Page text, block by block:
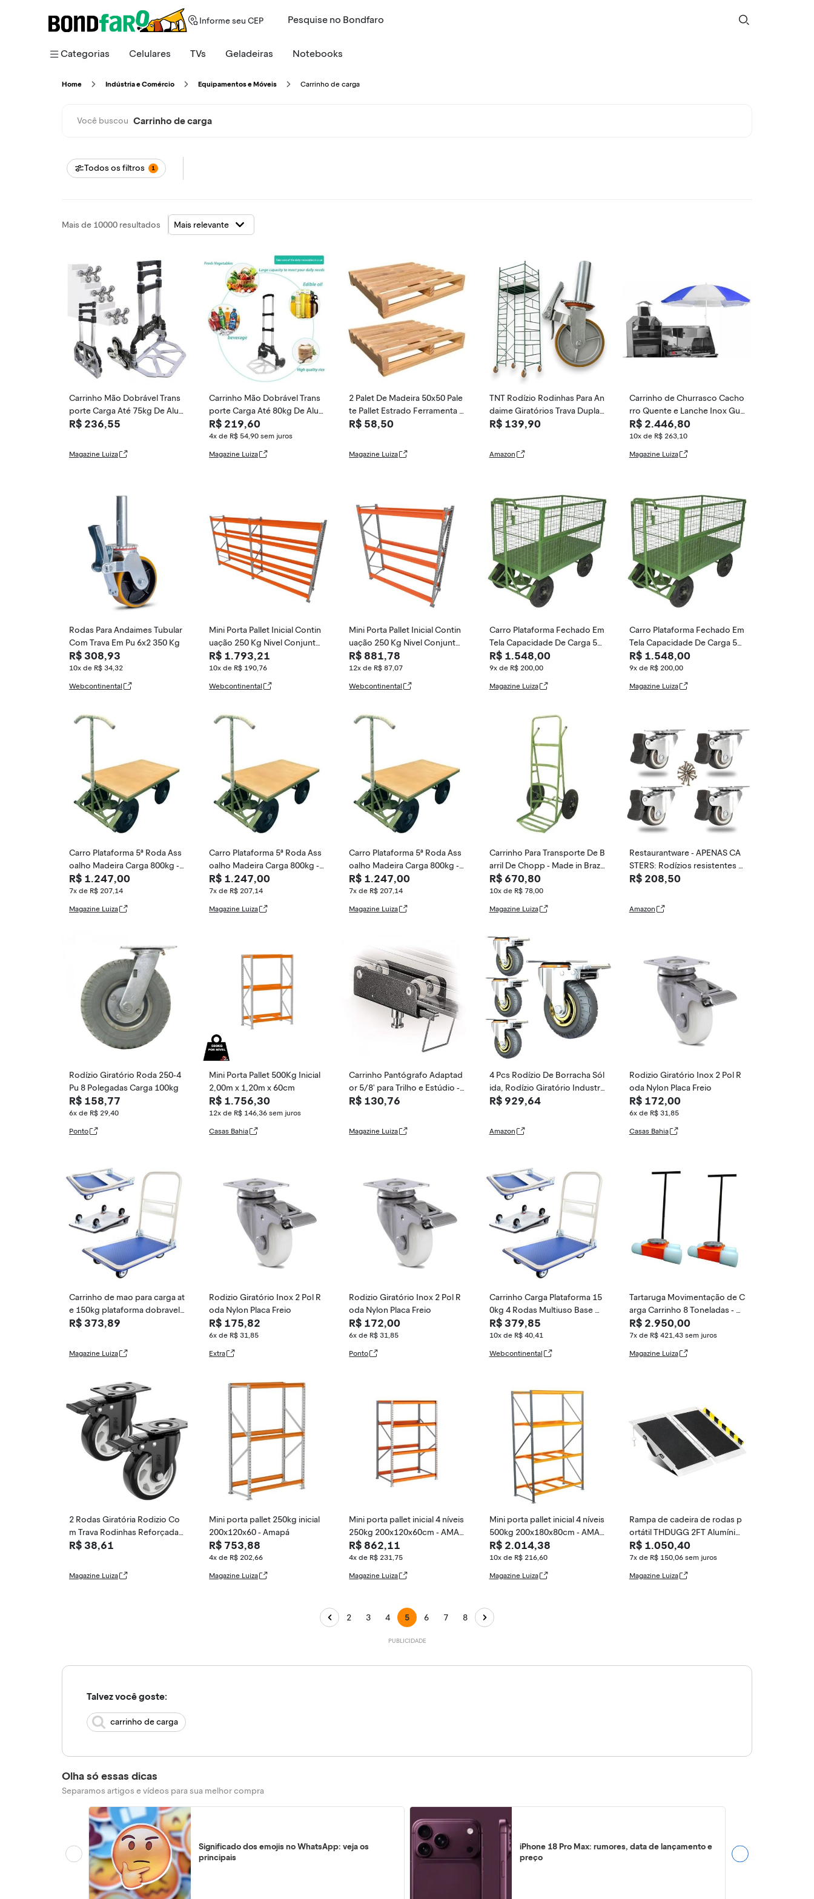
Informe seu CEP
Pesquise
Categorias Celulares TVs Geladeiras Notebooks
Home Indústria e Comércio Equipamentos e Móveis Carrinho de carga
Você buscou Carrinho de carga
Todos os filtros 1
Mais de 10000 resultados
Carrinho Mão Dobrável Trans
porte Carga Até 75kg De Alu
mínio 3 rodas -
R$ 236,55
Magazine Luiza
Carrinho Mão Dobrável Trans
porte Carga Até 80kg De Alu
minio - Tomate
R$ 219,60
4x de R$ 54,90 sem juros
Magazine Luiza
2 Palet De Madeira 50x50 Pale
te Pallet Estrado Ferramenta -
Dos Herman
R$ 58,50
Magazine Luiza
TNT Rodízio Rodinhas Para An
daime Giratórios Trava Dupla
Freio Industrial Ferro Fundido
R$ 139,90
Amazon
Carrinho de Churrasco Cacho
rro Quente e Lanche Inox Gua
rda Sol com Rod
R$ 2.446,80
10x de R$ 263,10
Magazine Luiza
Rodas Para Andaimes Tubular
Com Trava Em Pu 6x2 350 Kg
R$ 308,93
10x de R$ 34,32
Webcontinental
Mini Porta Pallet Inicial Contin
uação 250 Kg Nivel Conjunto
Paletes Palete Módulo 200x18
0x60
R$ 1.793,21
10x de R$ 190,76
Webcontinental
Mini Porta Pallet Inicial Contin
uação 250 Kg Nivel Conjunto
Paletes Palete Módulo 200x18
0x60
R$ 881,78
12x de R$ 87,07
Webcontinental
Carro Plataforma Fechado Em
Tela Capacidade De Carga 50
0kg - Made in B
R$ 1.548,00
9x de R$ 200,00
Magazine Luiza
Carro Plataforma Fechado Em
Tela Capacidade De Carga 50
0kg - Made in B
R$ 1.548,00
9x de R$ 200,00
Magazine Luiza
Carro Plataforma 5ª Roda Ass
oalho Madeira Carga 800kg -
Made in Brazil
R$ 1.247,00
7x de R$ 207,14
Magazine Luiza
Carro Plataforma 5ª Roda Ass
oalho Madeira Carga 800kg -
Made in Brazil
R$ 1.247,00
7x de R$ 207,14
Magazine Luiza
Carro Plataforma 5ª Roda Ass
oalho Madeira Carga 800kg -
Made in Brazil
R$ 1.247,00
7x de R$ 207,14
Magazine Luiza
Carrinho Para Transporte De B
arril De Chopp - Made in Brazi
l, AZUL
R$ 670,80
10x de R$ 78,00
Magazine Luiza
Restaurantware - APENAS CA
STERS: Rodízios resistentes d
e 2,5 cm RW, 4 rodízios de pla
de freio, sem ruído, rodízios g
R$ 208,50
Amazon
Rodízio Giratório Roda 250-4
Pu 8 Polegadas Carga 100kg
R$ 158,77
6x de R$ 29,40
Ponto
Mini Porta Pallet 500Kg Inicial
2,00m x 1,20m x 60cm
R$ 1.756,30
12x de R$ 146,36 sem juros
Casas Bahia
Carrinho Pantógrafo Adaptad
or 5/8' para Trilho e Estúdio -
Nice Foto
R$ 130,76
Magazine Luiza
4 Pcs Rodízio De Borracha Sól
ida, Rodízio Giratório Industri
al, Com Rodízios De Carrinho
ara Móveis Diy Workbeh, Carg
R$ 929,64
Amazon
Rodizio Giratório Inox 2 Pol R
oda Nylon Placa Freio
R$ 172,00
6x de R$ 31,85
Casas Bahia
Carrinho de mao para carga at
e 150kg plataforma dobravel r
esistente tr
R$ 373,89
Magazine Luiza
Rodizio Giratório Inox 2 Pol R
oda Nylon Placa Freio
R$ 175,82
6x de R$ 31,85
Extra
Rodizio Giratório Inox 2 Pol R
oda Nylon Placa Freio
R$ 172,00
6x de R$ 31,85
Ponto
Carrinho Carga Plataforma 15
0kg 4 Rodas Multiuso Base D
e Ferro Reforcada Armazem L
ogistica Dobravel Transporte
R$ 379,85
10x de R$ 40,41
Webcontinental
Tartaruga Movimentação de C
arga Carrinho 8 Toneladas - C
JET
R$ 2.950,00
7x de R$ 421,43 sem juros
Magazine Luiza
2 Rodas Giratória Rodizio Co
m Trava Rodinhas Reforçada
70mm 3 Polegada
R$ 38,61
Magazine Luiza
Mini porta pallet 250kg inicial
200x120x60 - Amapá
R$ 753,88
4x de R$ 202,66
Magazine Luiza
Mini porta pallet inicial 4 níveis
250kg 200x120x60cm - AMAP
Á
R$ 862,11
4x de R$ 231,75
Magazine Luiza
Mini porta pallet inicial 4 níveis
500kg 200x180x80cm - AMAP
Á
R$ 2.014,38
10x de R$ 216,60
Magazine Luiza
Rampa de cadeira de rodas p
ortátil THDUGG 2FT Alumínio
800 LBS
R$ 1.050,40
7x de R$ 150,06 sem juros
Magazine Luiza
2 3 4 5 6 7 8
Talvez você goste:
carrinho de carga
Olha só essas dicas
Separamos artigos e vídeos para sua melhor compra
Significado dos emojis no WhatsApp: veja os
principais
iPhone 18 Pro Max: rumores, data de lançamento e
preço